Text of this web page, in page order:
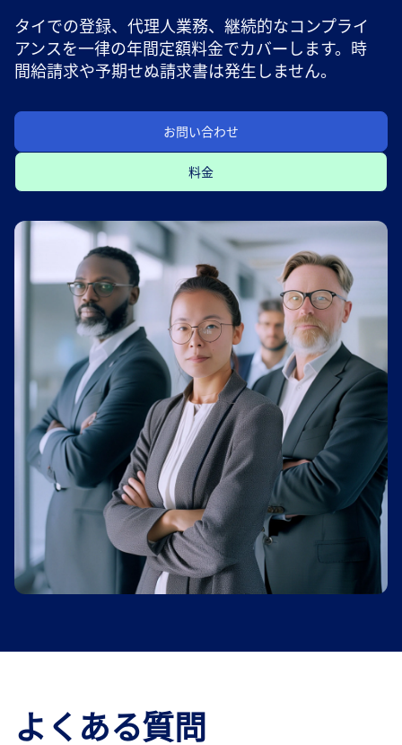
タイでの登録、代理人業務、継続的なコンプライ
アンスを一律の年間定額料金でカバーします。時
間給請求や予期せぬ請求書は発生しません。
お問い合わせ
料金
よくある質問